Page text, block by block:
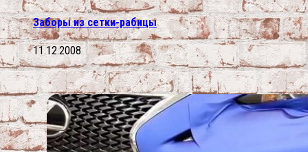
Заборы из сетки-рабицы
11.12.2008